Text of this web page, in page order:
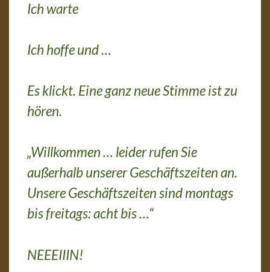
Ich warte
Ich hoffe und …
Es klickt. Eine ganz neue Stimme ist zu
hören.
„Willkommen … leider rufen Sie
außerhalb unserer Geschäftszeiten an.
Unsere Geschäftszeiten sind montags
bis freitags: acht bis …“
NEEEIIIN!